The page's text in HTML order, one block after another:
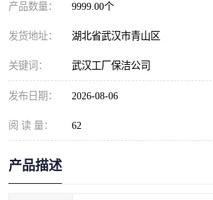
产品数量： 9999.00个
发货地址： 湖北省武汉市青山区
关键词： 武汉工厂保洁公司
发布日期： 2026-08-06
阅 读 量： 62
产品描述